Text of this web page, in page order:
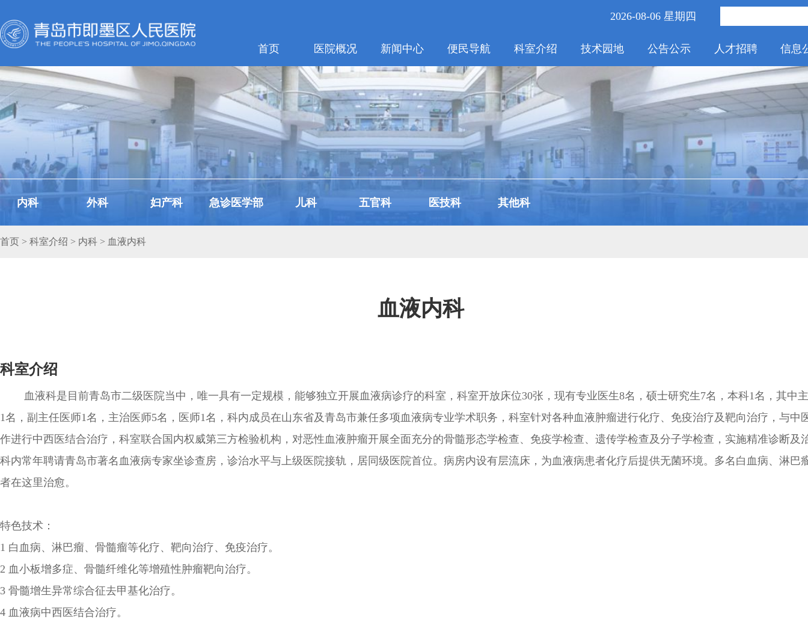
2026-08-06 星期四
首页 医院概况 新闻中心 便民导航 科室介绍 技术园地 公告公示 人才招聘 信息
内科 外科 妇产科 急诊医学部 儿科 五官科 医技科 其他科
首页 > 科室介绍 > 内科 > 血液内科
血液内科
科室介绍
血液科是目前青岛市二级医院当中，唯一具有一定规模，能够独立开展血液病诊疗的科室，科室开放床位30张，现有专业医生8名，硕士研究生7名，本科1名，其中
1名，副主任医师1名，主治医师5名，医师1名，科内成员在山东省及青岛市兼任多项血液病专业学术职务，科室针对各种血液肿瘤进行化疗、免疫治疗及靶向治疗，与中
作进行中西医结合治疗，科室联合国内权威第三方检验机构，对恶性血液肿瘤开展全面充分的骨髓形态学检查、免疫学检查、遗传学检查及分子学检查，实施精准诊断及
科内常年聘请青岛市著名血液病专家坐诊查房，诊治水平与上级医院接轨，居同级医院首位。病房内设有层流床，为血液病患者化疗后提供无菌环境。多名白血病、淋巴
者在这里治愈。
特色技术：
1 白血病、淋巴瘤、骨髓瘤等化疗、靶向治疗、免疫治疗。
2 血小板增多症、骨髓纤维化等增殖性肿瘤靶向治疗。
3 骨髓增生异常综合征去甲基化治疗。
4 血液病中西医结合治疗。